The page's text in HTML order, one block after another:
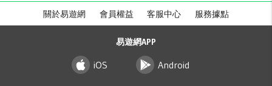
關於易遊網 會員權益 客服中心 服務據點
易遊網APP
iOS Android